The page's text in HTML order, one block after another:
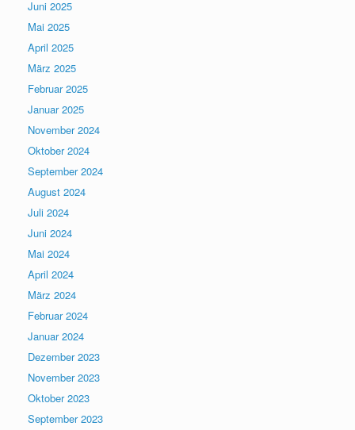
Juni 2025
Mai 2025
April 2025
März 2025
Februar 2025
Januar 2025
November 2024
Oktober 2024
September 2024
August 2024
Juli 2024
Juni 2024
Mai 2024
April 2024
März 2024
Februar 2024
Januar 2024
Dezember 2023
November 2023
Oktober 2023
September 2023